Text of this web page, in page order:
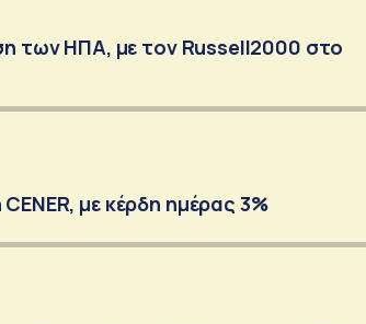
των ΗΠΑ, με τον Russell2000 στο
με κέρδη ημέρας 3%